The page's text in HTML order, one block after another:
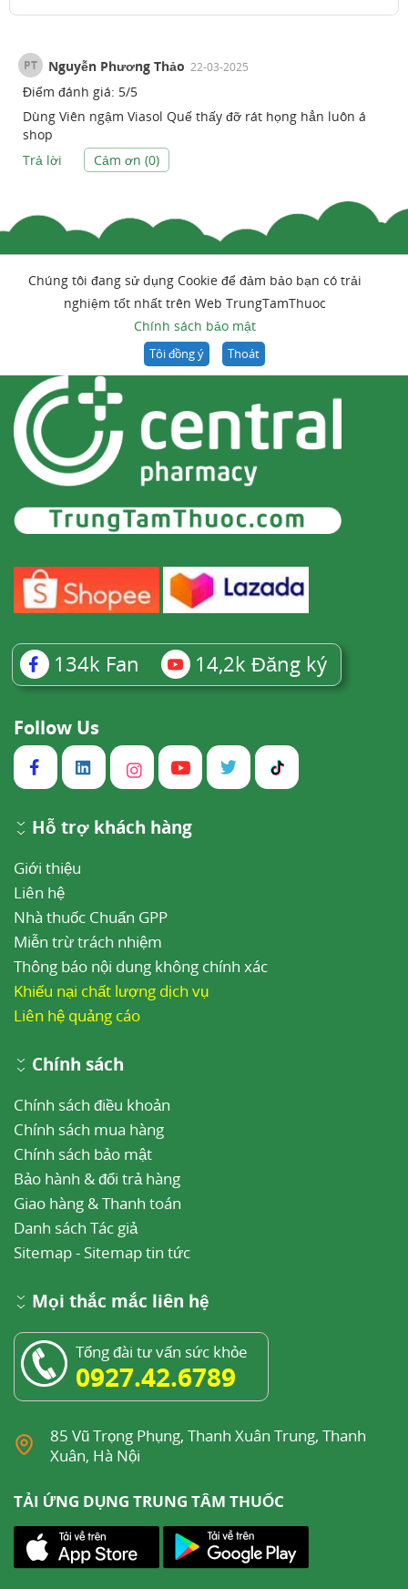
PT Nguyễn Phương Thảo 22-03-2025
Điểm đánh giá: 5/5
Dùng Viên ngậm Viasol Quế thấy đỡ rát họng hẳn luôn á
shop
Trả lời
Cảm ơn (0)
Chúng tôi đang sử dụng Cookie để đảm bảo bạn có trải
nghiệm tốt nhất trên Web TrungTamThuoc
Chính sách bảo mật
Tôi đồng ý Thoát
134k Fan 14,2k Đăng ký
Follow Us
Hỗ trợ khách hàng
Giới thiệu
Liên hệ
Nhà thuốc Chuẩn GPP
Miễn trừ trách nhiệm
Thông báo nội dung không chính xác
Khiếu nại chất lượng dịch vụ
Liên hệ quảng cáo
Chính sách
Chính sách điều khoản
Chính sách mua hàng
Chính sách bảo mật
Bảo hành & đổi trả hàng
Giao hàng & Thanh toán
Danh sách Tác giả
Sitemap- Sitemap tin tức
Mọi thắc mắc liên hệ
Tổng đài tư vấn sức khỏe
0927.42.6789
85 Vũ Trọng Phụng, Thanh Xuân Trung, Thanh
Xuân, Hà Nội
TẢI ỨNG DỤNG TRUNG TÂM THUỐC